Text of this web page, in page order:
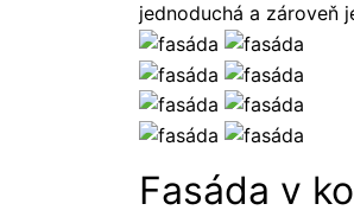
jednoduchá a zároveň
Fasáda v